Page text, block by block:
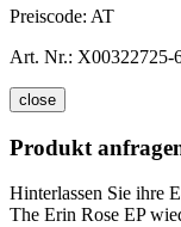
Preiscode: AT
Art. Nr.: X00322725-
close
Produkt
Hinterlassen Sie ihre
The Erin Rose EP